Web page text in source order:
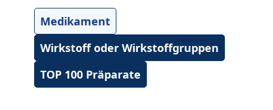
Medikament
Wirkstoff oder Wirkstoffgruppen
TOP 100 Präparate